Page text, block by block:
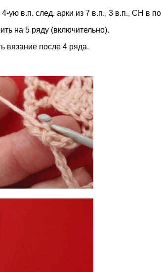
ую в.п. след. арки из 7 в.п., 3 в.п., СН в
на 5 ряду (включительно).
вязание после 4 ряда.